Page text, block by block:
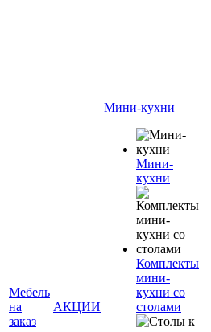
Мебель
на
заказ
АКЦИИ
Мини-кухни
Мини-
кухни
Комплекты
мини-
кухни со
столами